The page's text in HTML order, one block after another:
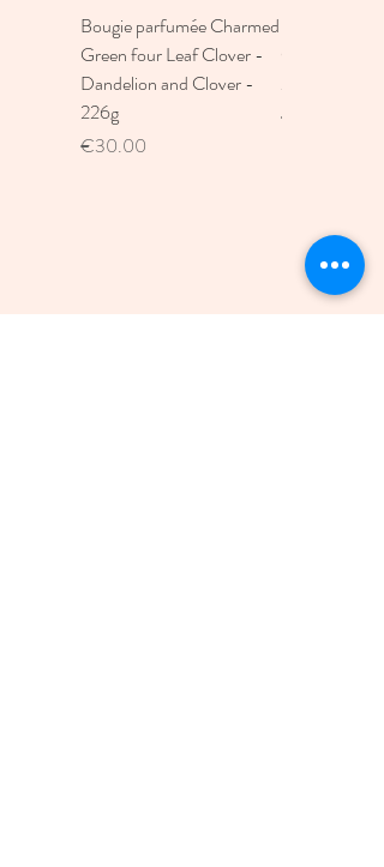
Bougie parfumée Charmed
Green four Leaf Clover -
Dandelion and Clover -
226g
Price
€30.00
Moon
Price
€30.00